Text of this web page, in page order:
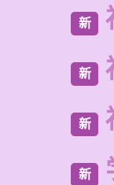
新
新
新
新